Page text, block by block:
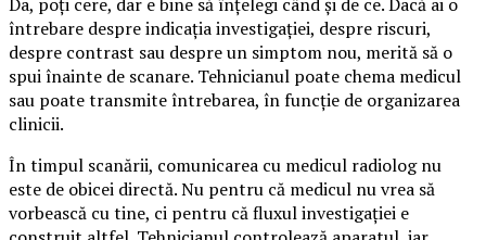
întrebare despre indicația investigației, despre riscuri,
despre contrast sau despre un simptom nou, merită să o
spui înainte de scanare. Tehnicianul poate chema medicul
sau poate transmite întrebarea, în funcție de organizarea
clinicii.
În timpul scanării, comunicarea cu medicul radiolog nu
este de obicei directă. Nu pentru că medicul nu vrea să
vorbească cu tine, ci pentru că fluxul investigației e